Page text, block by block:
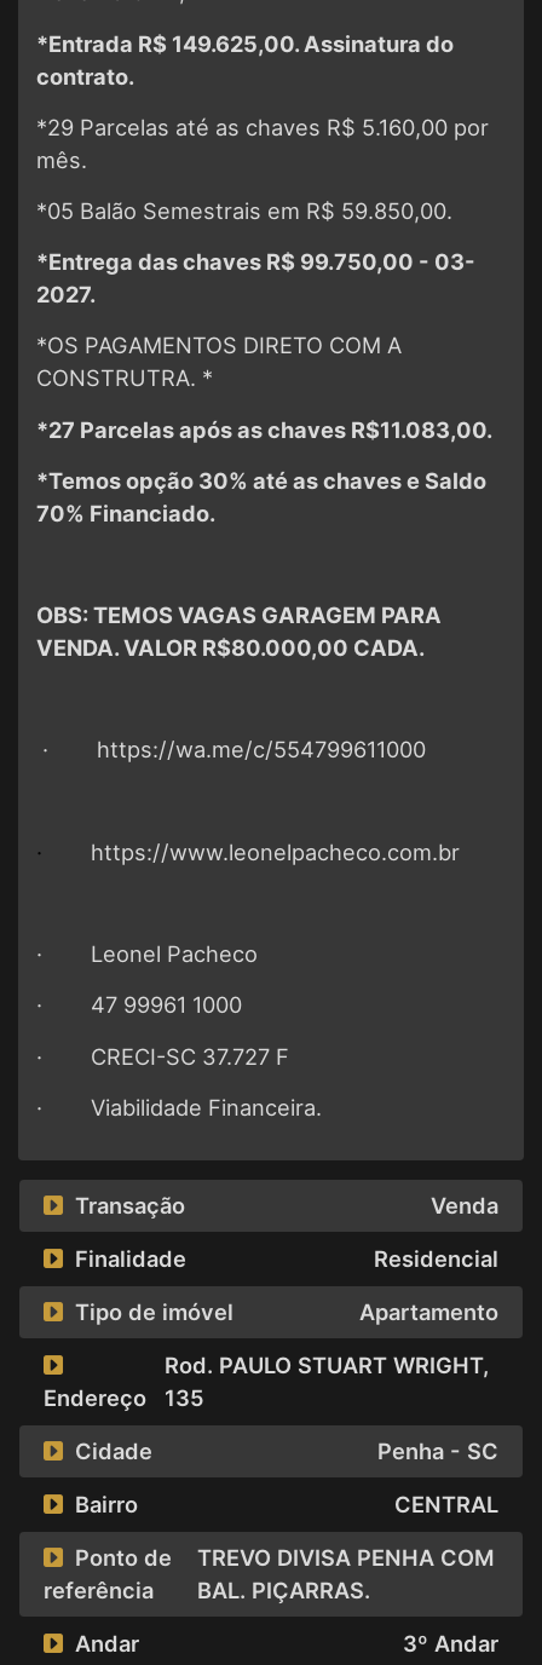
*Entrada R$ 149.625,00. Assinatura do
contrato.
*29 Parcelas até as chaves R$ 5.160,00 por
mês.
*05 Balão Semestrais em R$ 59.850,00.
*Entrega das chaves R$ 99.750,00 - 03-
2027.
*OS PAGAMENTOS DIRETO COM A
CONSTRUTRA. *
*27 Parcelas após as chaves R$11.083,00.
*Temos opção 30% até as chaves e Saldo
70% Financiado.
OBS: TEMOS VAGAS GARAGEM PARA
VENDA. VALOR R$80.000,00 CADA.
· https://wa.me/c/554799611000
· https://www.leonelpacheco.com.br
· Leonel Pacheco
· 47 99961 1000
· CRECI-SC 37.727 F
· Viabilidade Financeira.
Transação
Venda
Finalidade
Residencial
Tipo de imóvel
Apartamento
Endereço
Rod. PAULO STUART WRIGHT,
135
Cidade
Penha - SC
Bairro
CENTRAL
Ponto de
referência
TREVO DIVISA PENHA COM
BAL. PIÇARRAS.
Andar
3º Andar